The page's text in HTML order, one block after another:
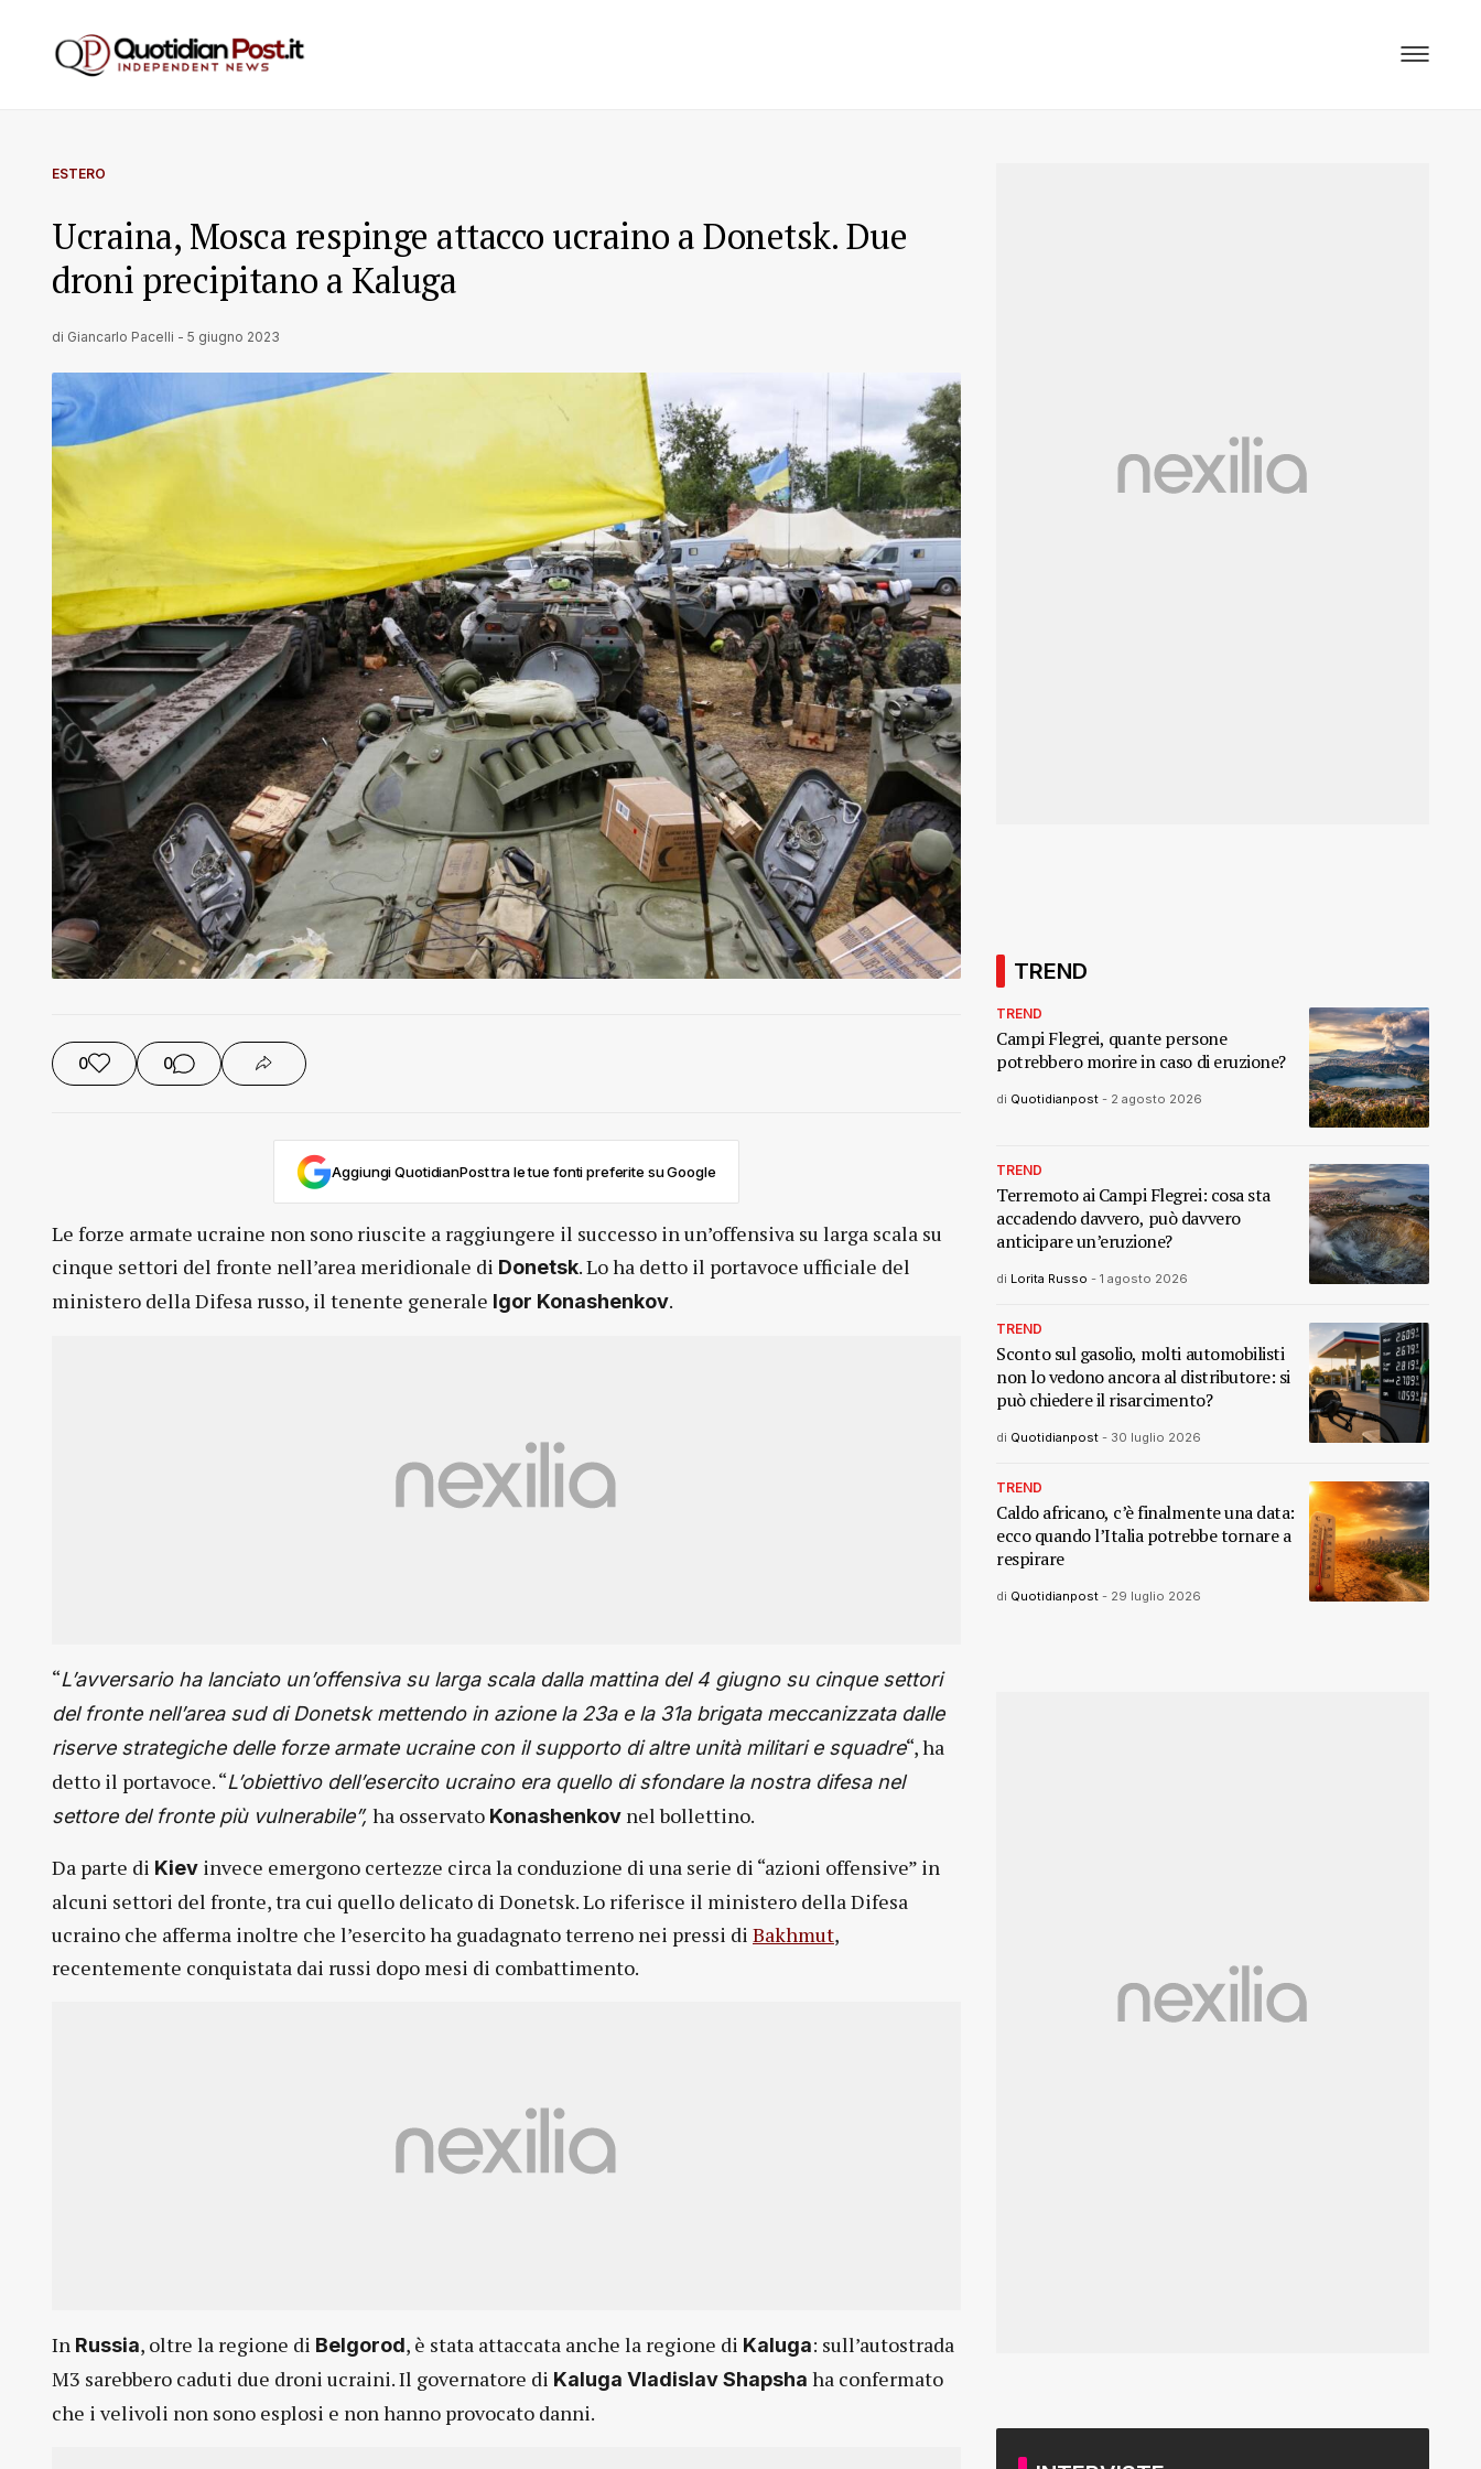
ESTERO
Ucraina, Mosca respinge attacco ucraino a Donetsk. Due
droni precipitano a Kaluga
di Giancarlo Pacelli - 5 giugno 2023
0 0
Aggiungi QuotidianPost tra le tue fonti preferite su Google
Le forze armate ucraine non sono riuscite a raggiungere il successo in un’offensiva su larga scala su
cinque settori del fronte nell’area meridionale di Donetsk. Lo ha detto il portavoce ufficiale del
ministero della Difesa russo, il tenente generale Igor Konashenkov.
“L’avversario ha lanciato un’offensiva su larga scala dalla mattina del 4 giugno su cinque settori
del fronte nell’area sud di Donetsk mettendo in azione la 23a e la 31a brigata meccanizzata dalle
riserve strategiche delle forze armate ucraine con il supporto di altre unità militari e squadre“, ha
detto il portavoce. “L’obiettivo dell’esercito ucraino era quello di sfondare la nostra difesa nel
settore del fronte più vulnerabile”, ha osservato Konashenkov nel bollettino.
Da parte di Kiev invece emergono certezze circa la conduzione di una serie di “azioni offensive” in
alcuni settori del fronte, tra cui quello delicato di Donetsk. Lo riferisce il ministero della Difesa
ucraino che afferma inoltre che l’esercito ha guadagnato terreno nei pressi di Bakhmut,
recentemente conquistata dai russi dopo mesi di combattimento.
In Russia, oltre la regione di Belgorod, è stata attaccata anche la regione di Kaluga: sull’autostrada
M3 sarebbero caduti due droni ucraini. Il governatore di Kaluga Vladislav Shapsha ha confermato
che i velivoli non sono esplosi e non hanno provocato danni.
TREND
TREND
Campi Flegrei, quante persone
potrebbero morire in caso di eruzione?
di Quotidianpost - 2 agosto 2026
TREND
Terremoto ai Campi Flegrei: cosa sta
accadendo davvero, può davvero
anticipare un’eruzione?
di Lorita Russo - 1 agosto 2026
TREND
Sconto sul gasolio, molti automobilisti
non lo vedono ancora al distributore: si
può chiedere il risarcimento?
di Quotidianpost - 30 luglio 2026
TREND
Caldo africano, c’è finalmente una data:
ecco quando l’Italia potrebbe tornare a
respirare
di Quotidianpost - 29 luglio 2026